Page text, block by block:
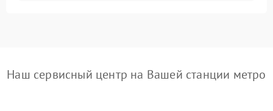
Наш сервисный центр на Вашей станции метро